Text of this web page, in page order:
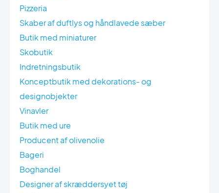
Pizzeria
Skaber af duftlys og håndlavede sæber
Butik med miniaturer
Skobutik
Indretningsbutik
Konceptbutik med dekorations- og
designobjekter
Vinavler
Butik med ure
Producent af olivenolie
Bageri
Boghandel
Designer af skræddersyet tøj